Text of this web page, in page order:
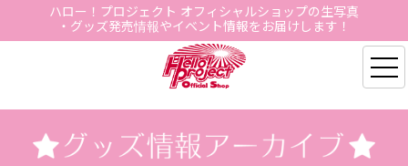
ハロー！プロジェクト オフィシャルショップの生写真
・グッズ発売情報やイベント情報をお届けします！
Hello Project Official